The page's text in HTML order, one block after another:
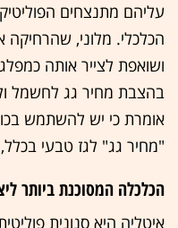
עליהם מתנצחים
הכלכלי. מלוני,
ושואפת לצייר אותה
בהצבת מחיר גג לחשמל
אומרת כי יש להשתמש
"מחיר גג" לגז טבעי
הכלכלה המסוכנת ביותר
איטליה היא סנונית